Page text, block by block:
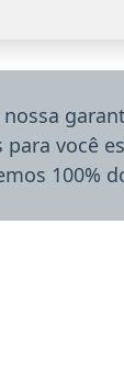
nossa
você
100%